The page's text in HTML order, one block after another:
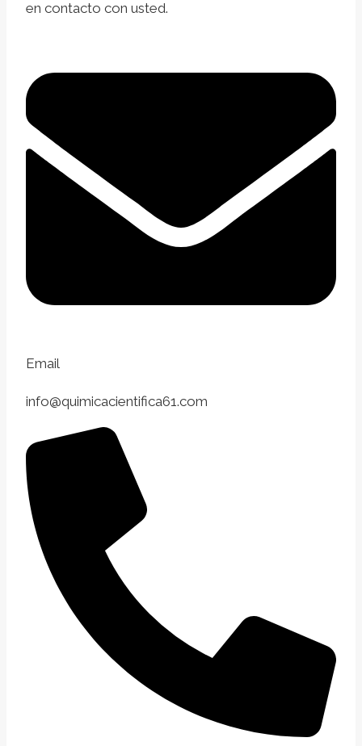
en contacto con usted.
Email
info@quimicacientifica61.com